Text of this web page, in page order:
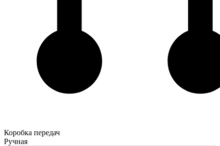
Коробка передач
Ручная